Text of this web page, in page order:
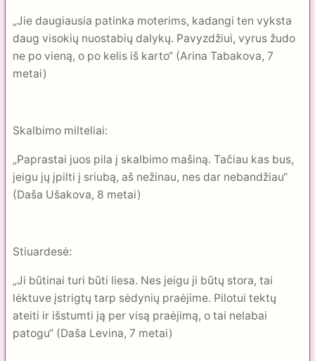
„Jie daugiausia patinka moterims, kadangi ten vyksta
daug visokių nuostabių dalykų. Pavyzdžiui, vyrus žudo
ne po vieną, o po kelis iš karto“ (Arina Tabakova, 7
metai)
Skalbimo milteliai:
„Paprastai juos pila į skalbimo mašiną. Tačiau kas bus,
jeigu jų įpilti į sriubą, aš nežinau, nes dar nebandžiau“
(Daša Ušakova, 8 metai)
Stiuardesė:
„Ji būtinai turi būti liesa. Nes jeigu ji būtų stora, tai
lėktuve įstrigtų tarp sėdynių praėjime. Pilotui tektų
ateiti ir išstumti ją per visą praėjimą, o tai nelabai
patogu“ (Daša Levina, 7 metai)